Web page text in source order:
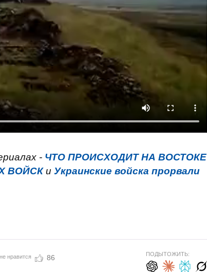
- ЧТО ПРОИСХОДИТ НА ВОСТОКЕ
ВОЙСКи Украинские войска прорвали
нравится 86 ПОДЫТОЖИТЬ: